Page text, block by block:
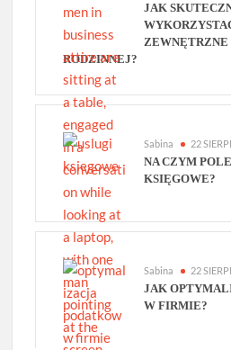
JAK
RODZINNEJ?
Sabina 22
NA CZYM
KSIĘGOWE?
Sabina 22
JAK
W FIRMIE?